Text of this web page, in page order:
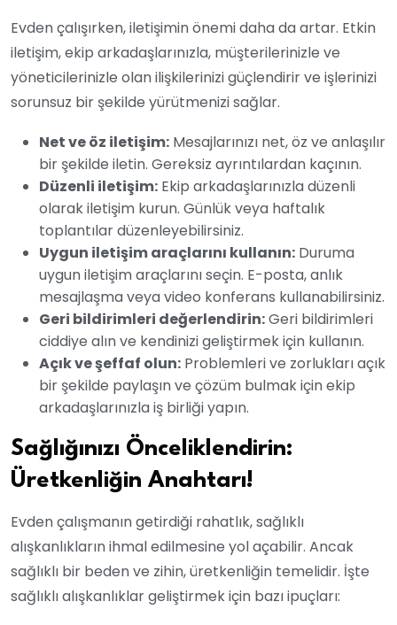
Evden çalışırken, iletişimin önemi daha da artar. Etkin
iletişim, ekip arkadaşlarınızla, müşterilerinizle ve
yöneticilerinizle olan ilişkilerinizi güçlendirir ve işlerinizi
sorunsuz bir şekilde yürütmenizi sağlar.
Net ve öz iletişim: Mesajlarınızı net, öz ve anlaşılır
bir şekilde iletin. Gereksiz ayrıntılardan kaçının.
Düzenli iletişim: Ekip arkadaşlarınızla düzenli
olarak iletişim kurun. Günlük veya haftalık
toplantılar düzenleyebilirsiniz.
Uygun iletişim araçlarını kullanın: Duruma
uygun iletişim araçlarını seçin. E-posta, anlık
mesajlaşma veya video konferans kullanabilirsiniz.
Geri bildirimleri değerlendirin:Geri bildirimleri
ciddiye alın ve kendinizi geliştirmek için kullanın.
Açık ve şeffaf olun: Problemleri ve zorlukları açık
bir şekilde paylaşın ve çözüm bulmak için ekip
arkadaşlarınızla iş birliği yapın.
Sağlığınızı Önceliklendirin:
Üretkenliğin Anahtarı!
Evden çalışmanın getirdiği rahatlık, sağlıklı
alışkanlıkların ihmal edilmesine yol açabilir. Ancak
sağlıklı bir beden ve zihin, üretkenliğin temelidir. İşte
sağlıklı alışkanlıklar geliştirmek için bazı ipuçları: